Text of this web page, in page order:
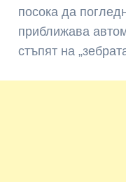
посока да
приближава
стъпят на